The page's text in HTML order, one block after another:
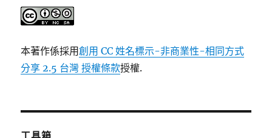
本著作係採用創用 CC 姓名標示-非商業性-相同方式
分享 2.5 台灣 授權條款授權.